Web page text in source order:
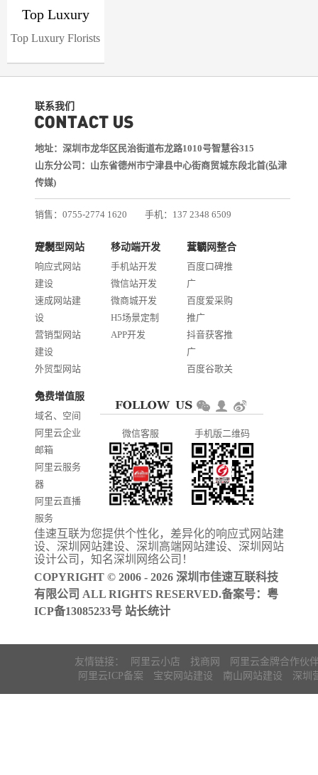
Top Luxury
Florists HK香
港花店
Top Luxury Florists
HK香港花店
联系我们
地址：深圳市龙华区民治街道布龙路1010号智慧谷315
山东分公司：山东省德州市宁津县中心街商贸城东段北首(弘津
传媒)
销售：0755-2774 1620
手机：137 2348 6509
邮箱：services@jiasuweb.com
定制型网站开发
响应式网站
建设
速成网站建
设
营销型网站
建设
外贸型网站
商城网站开
发
门户信息平
台开发
移动端开发
手机站开发
微信站开发
微商城开发
H5场景定制
APP开发
互联网整合营销
百度口碑推
广
百度爱采购
推广
抖音获客推
广
百度谷歌关
AI智能发布
免费增值服务
域名、空间
阿里云企业
邮箱
阿里云服务
器
阿里云直播
服务
阿里云ICP备
案
微信客服 手机版二维码
佳速互联为您提供个性化，差异化的响应式网站建
设、 深圳网站建设、 深圳高端网站建设、 深圳网站
设计公司 ，知名深圳网络公司 ！
COPYRIGHT © 2006 - 2026 深圳市佳速互联科技
有限公司 ALL RIGHTS RESERVED.备案号： 粤
ICP备13085233号 站长统计
友情链接： 阿里云小店 找商网
阿里云金牌合作伙
阿里云ICP备案
宝安网站建设 南山网站建设 深圳